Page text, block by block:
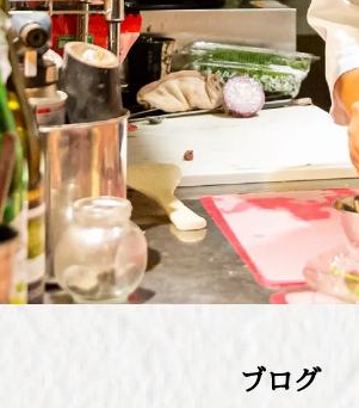
ラ・プランセス京都 〒604-8147 京都市中
ブログ